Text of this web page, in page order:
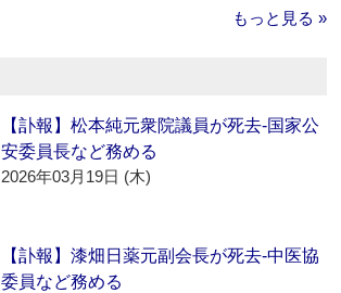
もっと見る »
【訃報】松本純元衆院議員が死去‐国家公
安委員長など務める
2026年03月19日 (木)
【訃報】漆畑日薬元副会長が死去‐中医協
委員など務める